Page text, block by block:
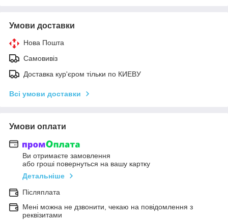
Умови доставки
Нова Пошта
Самовивіз
Доставка кур'єром тільки по КИЕВУ
Всі умови доставки
Умови оплати
Ви отримаєте замовлення
або гроші повернуться на вашу картку
Детальніше
Післяплата
Мені можна не дзвонити, чекаю на повідомлення з
реквізитами